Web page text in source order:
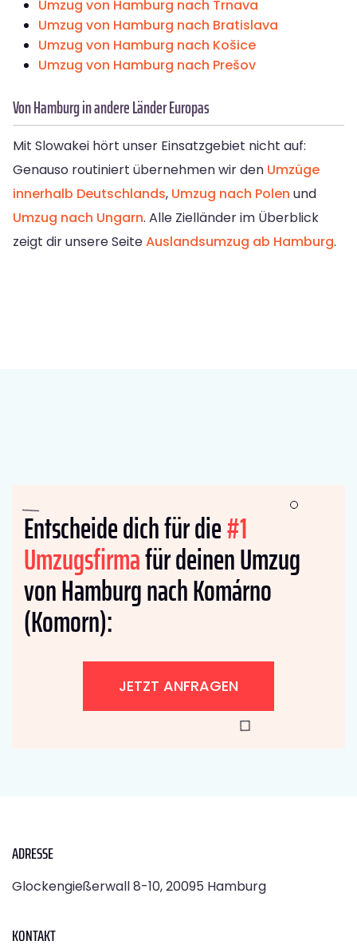
Umzug von Hamburg nach Trnava
Umzug von Hamburg nach Bratislava
Umzug von Hamburg nach Košice
Umzug von Hamburg nach Prešov
Von Hamburg in andere Länder Europas
Mit Slowakei hört unser Einsatzgebiet nicht auf:
Genauso routiniert übernehmen wir den Umzüge
innerhalb Deutschlands, Umzug nach Polen und
Umzug nach Ungarn. Alle Zielländer im Überblick
zeigt dir unsere SeiteAuslandsumzug ab Hamburg.
Entscheide dich für die#1
Umzugsfirmafür deinen Umzug
von Hamburg nach Komárno
(Komorn):
JETZT ANFRAGEN
ADRESSE
Glockengießerwall 8-10, 20095 Hamburg
KONTAKT